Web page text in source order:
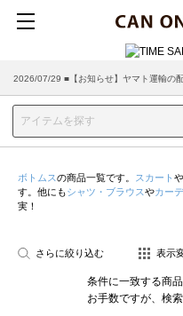
2026/07/29 ■【お知らせ】ヤマト運輸の
ボトムスの商品一覧です。 スカート や
す。他にもシャツ・ブラウスやカー
実！
さらに絞り込む 表示
条件に一致する商
お手数ですが、検